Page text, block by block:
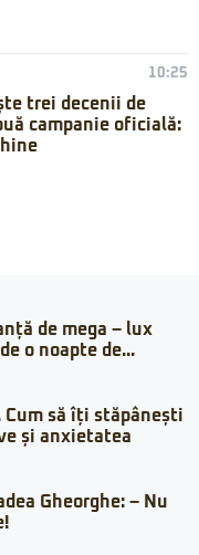
10:25
trei decenii de
campanie oficială:
de mega – lux
o noapte de...
să îți stăpânești
și anxietatea
Gheorghe: – Nu